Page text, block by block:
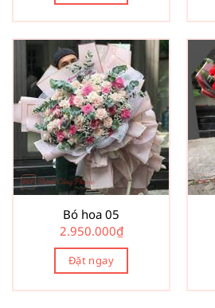
Bó hoa 05
2.950.000₫
Đặt ngay